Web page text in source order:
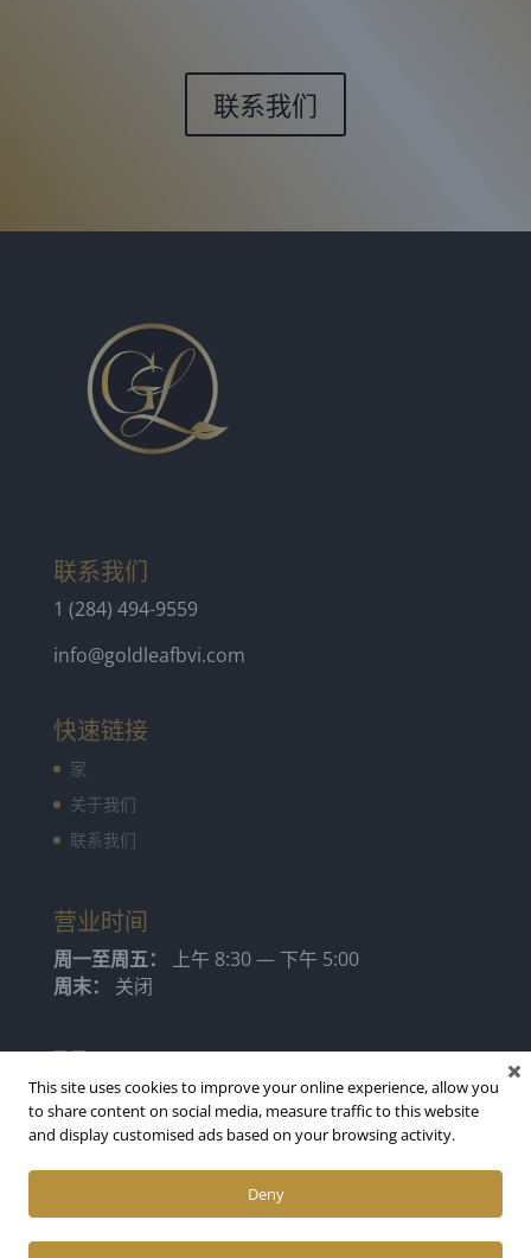
联系我们
联系我们
1 (284) 494-9559
info@goldleafbvi.com
快速链接
家
关于我们
联系我们
营业时间
周一至周五：
上午 8:30 — 下午 5:00
周末：
关闭
This site uses cookies to improve your online experience, allow you
to share content on social media, measure traffic to this website
and display customised ads based on your browsing activity.
Deny